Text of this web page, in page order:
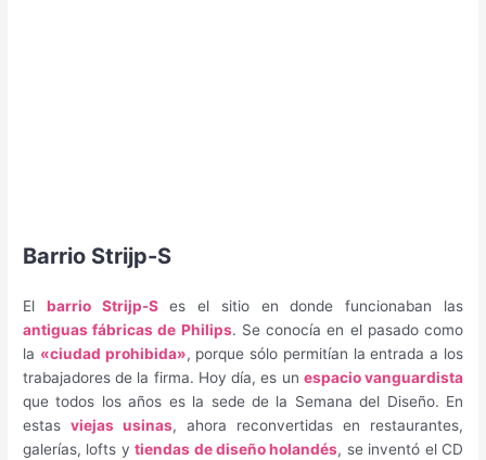
Barrio Strijp-S
El barrio Strijp-Ses el sitio en donde funcionaban las
antiguas fábricas de Philips. Se conocía en el pasado como
la «ciudad prohibida», porque sólo permitían la entrada a los
trabajadores de la firma. Hoy día, es un espacio vanguardista
que todos los años es la sede de la Semana del Diseño. En
estasviejas usinas, ahora reconvertidas en restaurantes,
galerías, lofts ytiendas de diseño holandés, se inventó el CD